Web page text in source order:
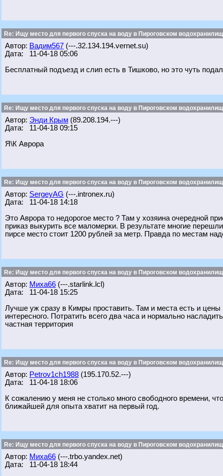
Re: Ищу место для первого спуска на воду в Пироговском
Автор: Вадим567 (---.32.134.194.vernet.su)
Дата: 11-04-18 05:06
Бесплатный подъезд и слип есть в Тишково, но это чуть
Re: Ищу место для первого спуска на воду в Пироговском
Автор: Энди Крым (89.208.194.---)
Дата: 11-04-18 09:15
Я\К Аврора
Re: Ищу место для первого спуска на воду в Пироговском
Автор: SergeyAG (---.intronex.ru)
Дата: 11-04-18 14:18
Это Аврора то недорогое место ? Там у хозяина очередной
приказ выкурить все маломерки. В результате многие
пирсе место стоит 1200 рублей за метр. Правда по местам
Re: Ищу место для первого спуска на воду в Пироговском
Автор: Миха66 (---.starlink.lcl)
Дата: 11-04-18 15:25
Лучше уж сразу в Кимры проставить. Там и места есть и
интересного. Потратить всего два часа и нормально
частная территория
Re: Ищу место для первого спуска на воду в Пироговском
Автор: Petrov1ch1988 (195.170.52.---)
Дата: 11-04-18 18:06
К сожалению у меня не столько много свободного времени,
ближайшей для опыта хватит на первый год.
Re: Ищу место для первого спуска на воду в Пироговском
Автор: Миха66 (---.trbo.yandex.net)
Дата: 11-04-18 18:44